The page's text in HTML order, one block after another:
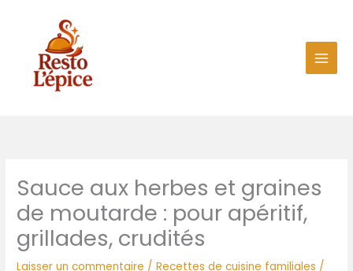
Sauce aux herbes et graines
de moutarde : pour apéritif,
grillades, crudités
Laisser un commentaire /Recettes de cuisine familiales /